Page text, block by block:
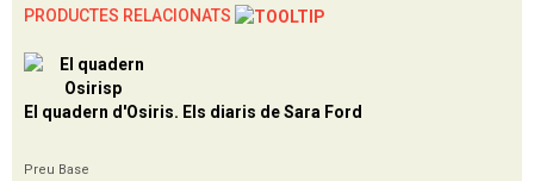
PRODUCTES RELACIONATS
El quadern d'Osiris. Els diaris de Sara Ford
Preu Base